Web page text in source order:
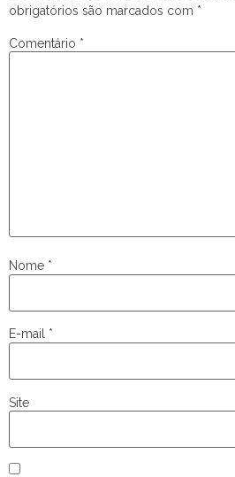
obrigatórios são marcados com *
Comentário *
Nome *
E-mail *
Site